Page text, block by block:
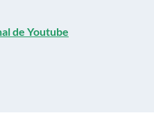
mediante la música…
de Youtube